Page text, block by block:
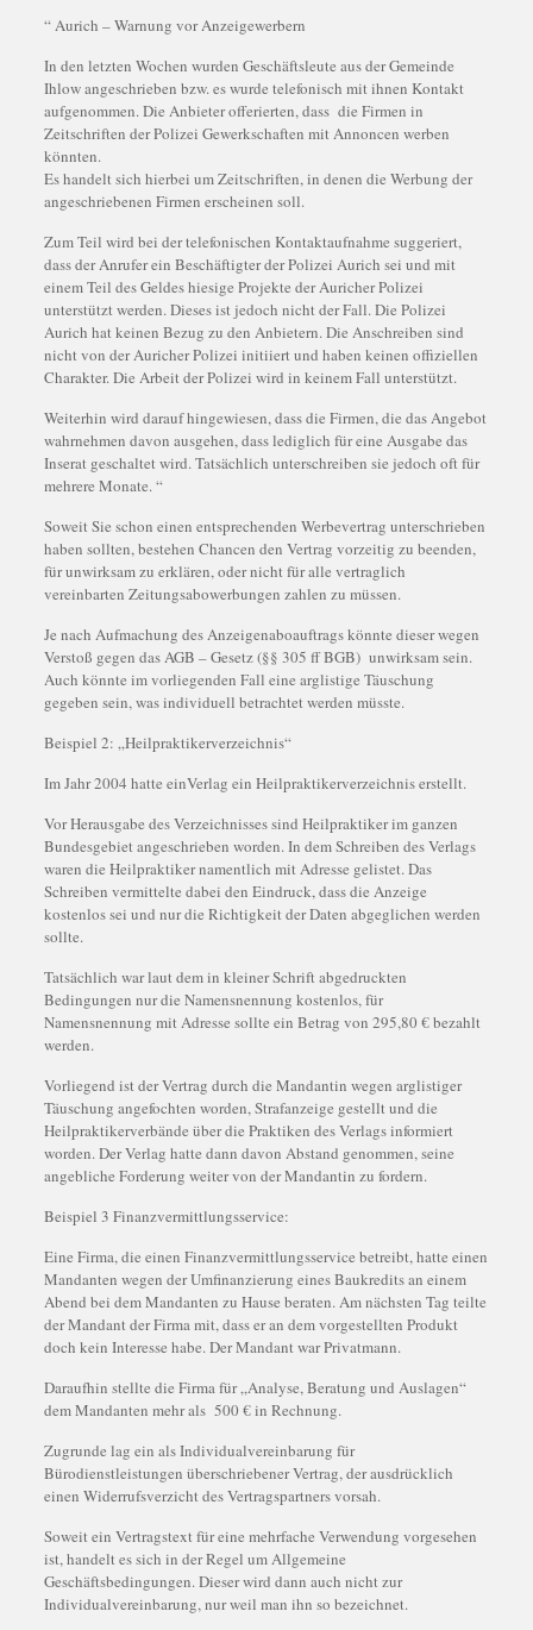
“ Aurich – Warnung vor Anzeigewerbern
In den letzten Wochen wurden Geschäftsleute aus der Gemeinde
Ihlow angeschrieben bzw. es wurde telefonisch mit ihnen Kontakt
aufgenommen. Die Anbieter offerierten, dass die Firmen in
Zeitschriften der Polizei Gewerkschaften mit Annoncen werben
könnten.
Es handelt sich hierbei um Zeitschriften, in denen die Werbung der
angeschriebenen Firmen erscheinen soll.
Zum Teil wird bei der telefonischen Kontaktaufnahme suggeriert,
dass der Anrufer ein Beschäftigter der Polizei Aurich sei und mit
einem Teil des Geldes hiesige Projekte der Auricher Polizei
unterstützt werden. Dieses ist jedoch nicht der Fall. Die Polizei
Aurich hat keinen Bezug zu den Anbietern. Die Anschreiben sind
nicht von der Auricher Polizei initiiert und haben keinen offiziellen
Charakter. Die Arbeit der Polizei wird in keinem Fall unterstützt.
Weiterhin wird darauf hingewiesen, dass die Firmen, die das Angebot
wahrnehmen davon ausgehen, dass lediglich für eine Ausgabe das
Inserat geschaltet wird. Tatsächlich unterschreiben sie jedoch oft für
mehrere Monate. “
Soweit Sie schon einen entsprechenden Werbevertrag unterschrieben
haben sollten, bestehen Chancen den Vertrag vorzeitig zu beenden,
für unwirksam zu erklären, oder nicht für alle vertraglich
vereinbarten Zeitungsabowerbungen zahlen zu müssen.
Je nach Aufmachung des Anzeigenaboauftrags könnte dieser wegen
Verstoß gegen das AGB – Gesetz (§§ 305 ff BGB) unwirksam sein.
Auch könnte im vorliegenden Fall eine arglistige Täuschung
gegeben sein, was individuell betrachtet werden müsste.
Beispiel 2: „Heilpraktikerverzeichnis“
Im Jahr 2004 hatte einVerlag ein Heilpraktikerverzeichnis erstellt.
Vor Herausgabe des Verzeichnisses sind Heilpraktiker im ganzen
Bundesgebiet angeschrieben worden. In dem Schreiben des Verlags
waren die Heilpraktiker namentlich mit Adresse gelistet. Das
Schreiben vermittelte dabei den Eindruck, dass die Anzeige
kostenlos sei und nur die Richtigkeit der Daten abgeglichen werden
sollte.
Tatsächlich war laut dem in kleiner Schrift abgedruckten
Bedingungen nur die Namensnennung kostenlos, für
Namensnennung mit Adresse sollte ein Betrag von 295,80 € bezahlt
werden.
Vorliegend ist der Vertrag durch die Mandantin wegen arglistiger
Täuschung angefochten worden, Strafanzeige gestellt und die
Heilpraktikerverbände über die Praktiken des Verlags informiert
worden. Der Verlag hatte dann davon Abstand genommen, seine
angebliche Forderung weiter von der Mandantin zu fordern.
Beispiel 3 Finanzvermittlungsservice:
Eine Firma, die einen Finanzvermittlungsservice betreibt, hatte einen
Mandanten wegen der Umfinanzierung eines Baukredits an einem
Abend bei dem Mandanten zu Hause beraten. Am nächsten Tag teilte
der Mandant der Firma mit, dass er an dem vorgestellten Produkt
doch kein Interesse habe. Der Mandant war Privatmann.
Daraufhin stellte die Firma für „Analyse, Beratung und Auslagen“
dem Mandanten mehr als 500 € in Rechnung.
Zugrunde lag ein als Individualvereinbarung für
Bürodienstleistungen überschriebener Vertrag, der ausdrücklich
einen Widerrufsverzicht des Vertragspartners vorsah.
Soweit ein Vertragstext für eine mehrfache Verwendung vorgesehen
ist, handelt es sich in der Regel um Allgemeine
Geschäftsbedingungen. Dieser wird dann auch nicht zur
Individualvereinbarung, nur weil man ihn so bezeichnet.